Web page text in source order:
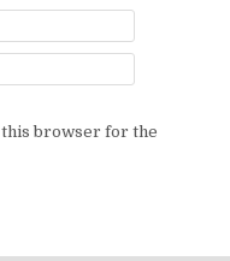
this browser for the